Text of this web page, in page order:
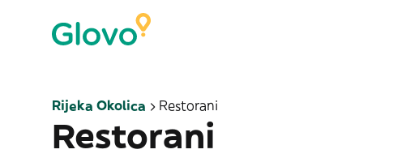
Rijeka Okolica Restorani
Restorani